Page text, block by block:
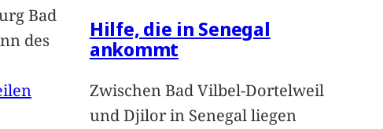
Bad
des
Hilfe, die in Senegal
ankommt
Zwischen Bad Vilbel-Dortelweil
und Djilor in Senegal liegen